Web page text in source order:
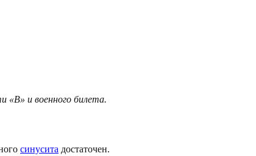
«В» и военного билета.
синусита достаточен.